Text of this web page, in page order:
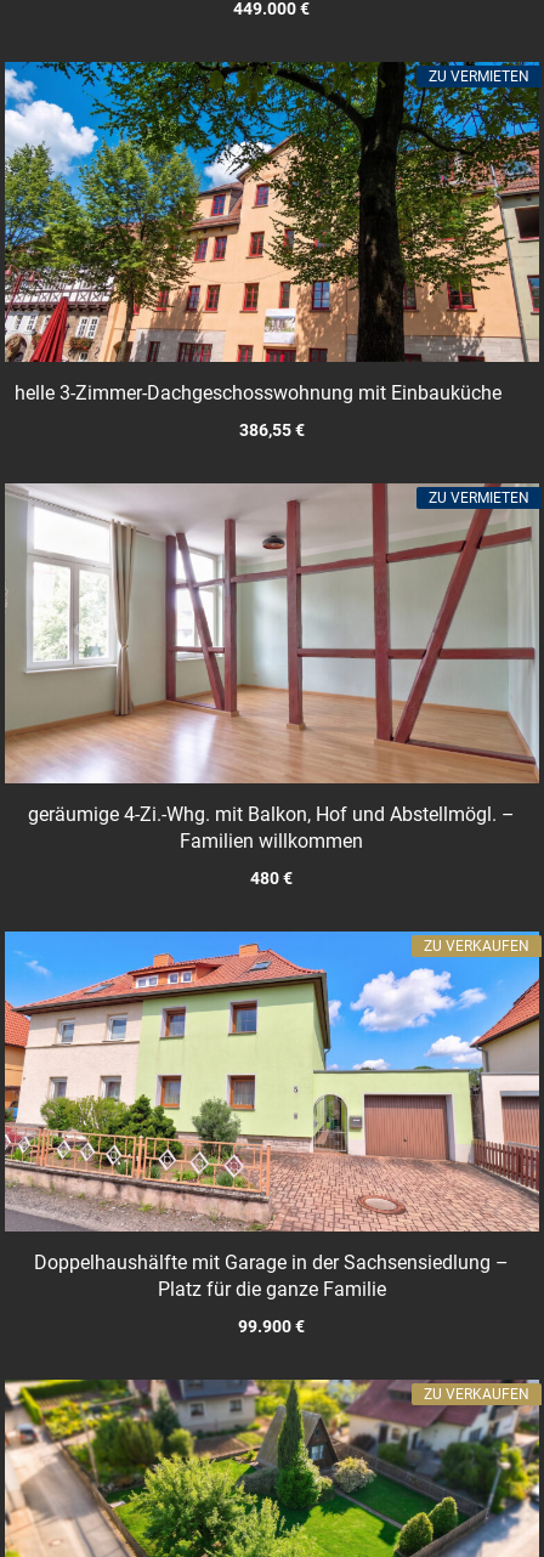
449.000 €
helle 3-Zimmer-Dachgeschosswohnung mit Einbauküche
386,55 €
ZU VERMIETEN
geräumige 4-Zi.-Whg. mit Balkon, Hof und Abstellmögl. –
Familien willkommen
480 €
ZU VERMIETEN
Doppelhaushälfte mit Garage in der Sachsensiedlung –
Platz für die ganze Familie
99.900 €
ZU VERKAUFEN
ZU VERKAUFEN